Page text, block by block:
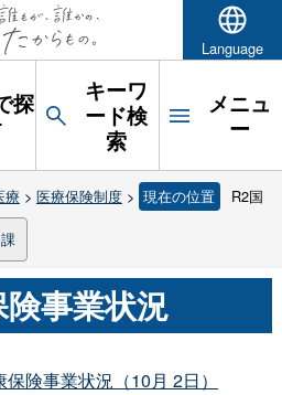
Language
探
キーワ
ード検
索
メニュ
ー
療 > 医療保険制度> 現在の位置 R2国
事業状況
険事業状況（10月 2日）